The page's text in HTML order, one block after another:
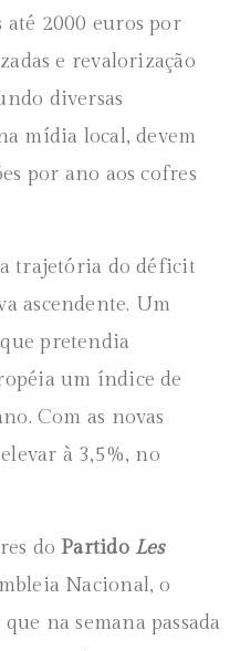
até 2000 euros por
e revalorização
diversas
mídia local, devem
por ano aos cofres
trajetória do déficit
ascendente. Um
pretendia
um índice de
Com as novas
à 3,5%, no
do Partido Les
Nacional, o
na semana passada